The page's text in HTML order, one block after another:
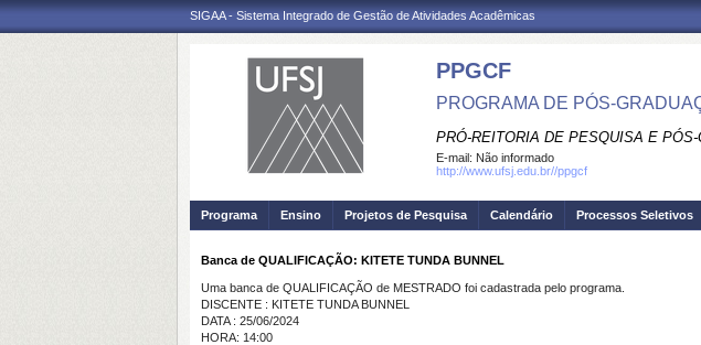
SIGAA - Sistema Integrado de Gestão de Atividades Acadêmicas
PPGCF
PROGRAMA DE PÓS-
PRÓ-REITORIA DE PESQUISA E PÓS-
E-mail: Não informado
http://www.ufsj.edu.br//ppgcf
Programa Ensino Projetos de Pesquisa Calendário Processos Seletivos
Banca de QUALIFICAÇÃO: KITETE TUNDA BUNNEL
Uma banca de QUALIFICAÇÃO de MESTRADO foi cadastrada pelo programa.
DISCENTE : KITETE TUNDA BUNNEL
DATA : 25/06/2024
HORA: 14:00